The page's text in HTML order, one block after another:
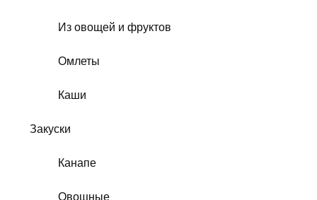
Из овощей и фруктов
Омлеты
Каши
Закуски
Канапе
Овощные